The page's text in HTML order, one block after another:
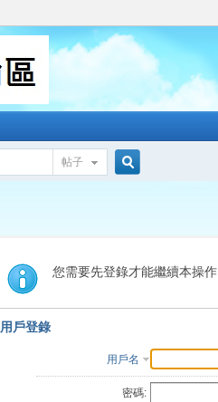
帖子
索
您需要先登錄才能繼續本操作
用戶登錄
用戶名
密碼: